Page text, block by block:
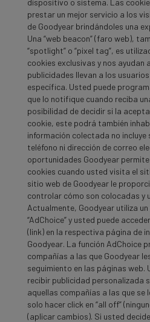
dispositivo o sistema. Las
prestar un mejor servicio a los
de Goodyear brindándoles una
Una “web beacon” (faro web),
“spotlight” o “pixel tag”, es
cookies exclusivas y nos ayudan
publicidades llevan a los
específica. Usted puede
que lo notifique cuando reciba
posibilidad de decidir si la
cookie, este podrá también
información colectada no incluye
teléfono ni dirección de correo
oportunidades Goodyear
cookies cuando usted visita el
sitio web de Goodyear le
controlar cómo son colocadas y
Actualmente, Goodyear utiliza
“AdChoice” y usted puede
(link) en la respectiva página de
Goodyear. La función AdChoice
compañías a las que Goodyear
seguimiento en las páginas web.
recibir publicidad personalizada
aquellas compañías a las que se
solo hacer click en “all off”
(aplicar cambios). Si usted